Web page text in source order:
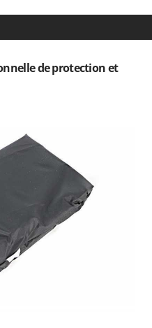
de protection et